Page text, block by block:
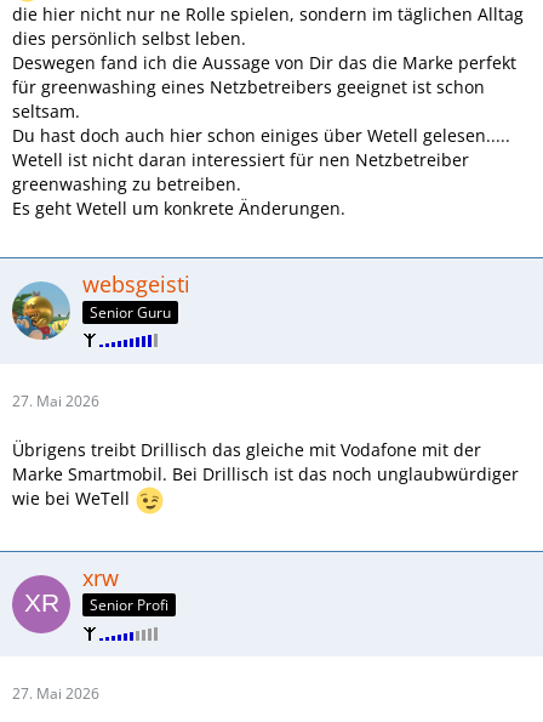
die hier nicht nur ne Rolle spielen, sondern im täglichen Alltag
dies persönlich selbst leben.
Deswegen fand ich die Aussage von Dir das die Marke perfekt
für greenwashing eines Netzbetreibers geeignet ist schon
seltsam.
Du hast doch auch hier schon einiges über Wetell gelesen.....
Wetell ist nicht daran interessiert für nen Netzbetreiber
greenwashing zu betreiben.
Es geht Wetell um konkrete Änderungen.
websgeisti
Senior Guru
27. Mai 2026
Übrigens treibt Drillisch das gleiche mit Vodafone mit der
Marke Smartmobil. Bei Drillisch ist das noch unglaubwürdiger
wie bei WeTell
xrw
Senior Profi
27. Mai 2026